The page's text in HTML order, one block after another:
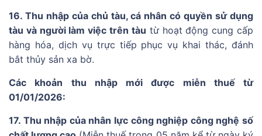
16. Thu nhập của chủ tàu, cá nhân có quyền sử dụng
tàu và người làm việc trên tàu từ hoạt động cung cấp
hàng hóa, dịch vụ trực tiếp phục vụ khai thác, đánh
bắt thủy sản xa bờ.
Các khoản thu nhập mới được miễn thuế từ
01/01/2026:
17. Thu nhập của nhân lực công nghiệp công nghệ số